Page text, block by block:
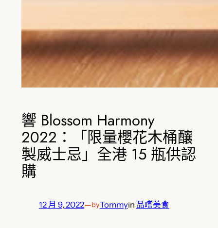
響 Blossom Harmony
2022：「限量櫻花木桶釀
製威士忌」全港 15 瓶供認
購
12 月 9, 2022—byTommyin 品嚐美食